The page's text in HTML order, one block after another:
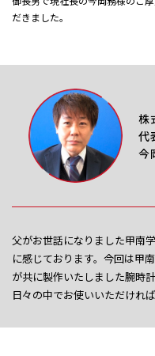
だきました。
株
代
今
父がお世話になりました甲南
に感じております。今回は甲
が共に製作いたしました腕時
日々の中でお使いいただければ